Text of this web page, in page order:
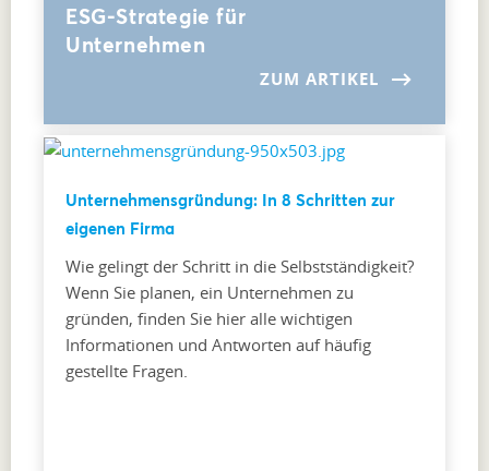
ESG-Strategie für
Unternehmen
ZUM ARTIKEL
Unternehmensgründung: In 8 Schritten zur
eigenen Firma
Wie gelingt der Schritt in die Selbstständigkeit?
Wenn Sie planen, ein Unternehmen zu
gründen, finden Sie hier alle wichtigen
Informationen und Antworten auf häufig
gestellte Fragen.